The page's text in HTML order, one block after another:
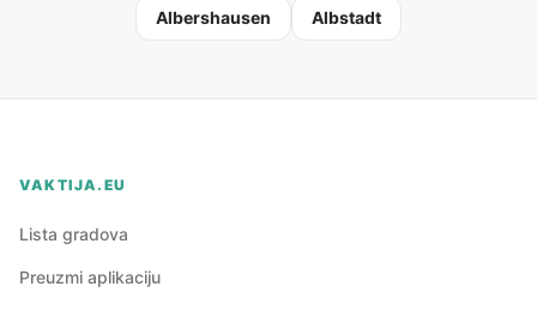
Albershausen Albstadt
VAKTIJA.EU
Lista gradova
Preuzmi aplikaciju